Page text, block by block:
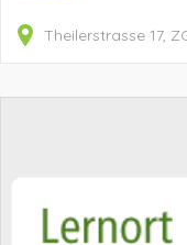
Theilerstrasse 17